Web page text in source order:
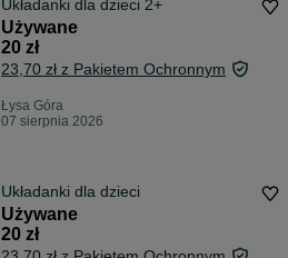
Układanki dla dzieci 2+
Używane
20 zł
23,70 zł z Pakietem Ochronnym
Łysa Góra
07 sierpnia 2026
Układanki dla dzieci
Używane
20 zł